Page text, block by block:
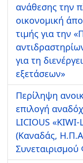
ανάθεσης την
οικονομική
τιμής για την
για τη
εξετάσεων»
Περίληψη
επιλογή
LICIOUS «KIWI-
(Καναδάς,